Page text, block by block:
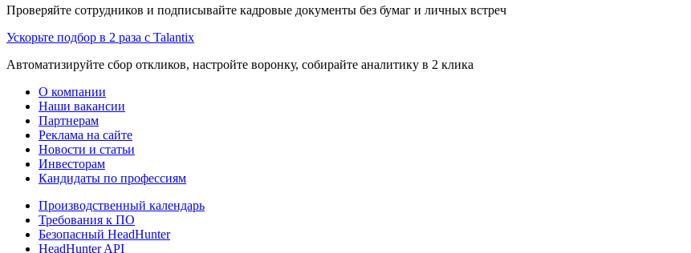
Проверяйте сотрудников и подписывайте кадровые документы без бумаг и личных встреч
Ускорьте подбор в 2 раза с Talantix
Автоматизируйте сбор откликов, настройте воронку, собирайте аналитику в 2 клика
О компании
Наши вакансии
Партнерам
Реклама на сайте
Новости и статьи
Инвесторам
Кандидаты по профессиям
Производственный календарь
Требования к ПО
Безопасный HeadHunter
HeadHunter API